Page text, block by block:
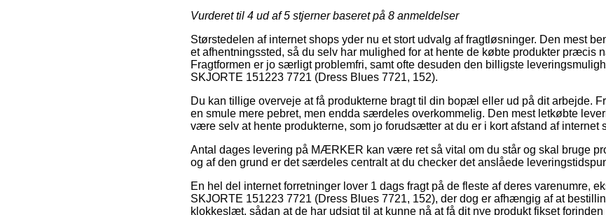
Vurderet til 4 ud af 5 stjerner baseret på 8 anmeldelser
Størstedelen af internet shops yder nu et stort udvalg af fragtløsninger. Den mest
et afhentningssted, så du selv har mulighed for at hente de købte produkter præcis
Fragtformen er jo særligt problemfri, samt ofte desuden den billigste
SKJORTE 151223 7721 (Dress Blues 7721, 152).
Du kan tillige overveje at få produkterne bragt til din bopæl eller ud på dit arbejde.
en smule mere pebret, men endda særdeles overkommelig. Den mest letkøbte
være selv at hente produkterne, som jo forudsætter at du er i kort afstand af internet
Antal dages levering på MÆRKER kan være ret så vital om du står og skal bruge
og af den grund er det særdeles centralt at du checker det anslåede
En hel del internet forretninger lover 1 dags fragt på de fleste af deres varenumre,
SKJORTE 151223 7721 (Dress Blues 7721, 152), der dog er afhængig af at
klokkeslæt, sådan at de har udsigt til at kunne nå at få dit nye produkt fikset